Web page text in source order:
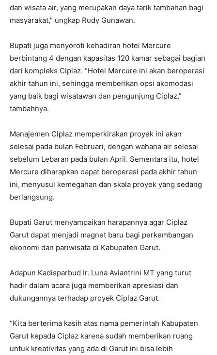
dan wisata air, yang merupakan daya tarik tambahan bagi
masyarakat,” ungkap Rudy Gunawan.
Bupati juga menyoroti kehadiran hotel Mercure
berbintang 4 dengan kapasitas 120 kamar sebagai bagian
dari kompleks Ciplaz. “Hotel Mercure ini akan beroperasi
akhir tahun ini, sehingga memberikan opsi akomodasi
yang baik bagi wisatawan dan pengunjung Ciplaz,”
tambahnya.
Manajemen Ciplaz memperkirakan proyek ini akan
selesai pada bulan Februari, dengan wahana air selesai
sebelum Lebaran pada bulan April. Sementara itu, hotel
Mercure diharapkan dapat beroperasi pada akhir tahun
ini, menyusul kemegahan dan skala proyek yang sedang
berlangsung.
Bupati Garut menyampaikan harapannya agar Ciplaz
Garut dapat menjadi magnet baru bagi perkembangan
ekonomi dan pariwisata di Kabupaten Garut.
Adapun Kadisparbud Ir. Luna Aviantrini MT yang turut
hadir dalam acara juga memberikan apresiasi dan
dukungannya terhadap proyek Ciplaz Garut.
“Kita berterima kasih atas nama pemerintah Kabupaten
Garut kepada Ciplaz karena sudah memberikan ruang
untuk kreativitas yang ada di Garut ini bisa lebih